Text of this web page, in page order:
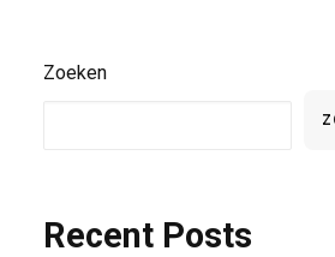
Zoeken
Recent Posts